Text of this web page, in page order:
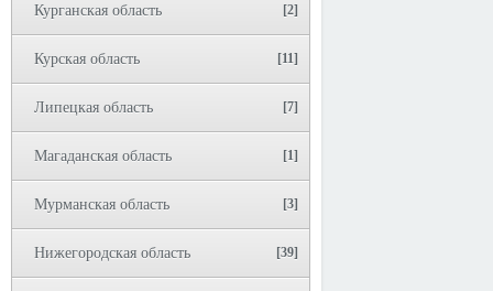
Курганская область [2]
Курская область [11]
Липецкая область [7]
Магаданская область [1]
Мурманская область [3]
Нижегородская область [39]